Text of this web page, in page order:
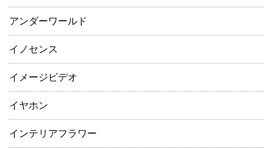
アンダーワールド
イノセンス
イメージビデオ
イヤホン
インテリアフラワー